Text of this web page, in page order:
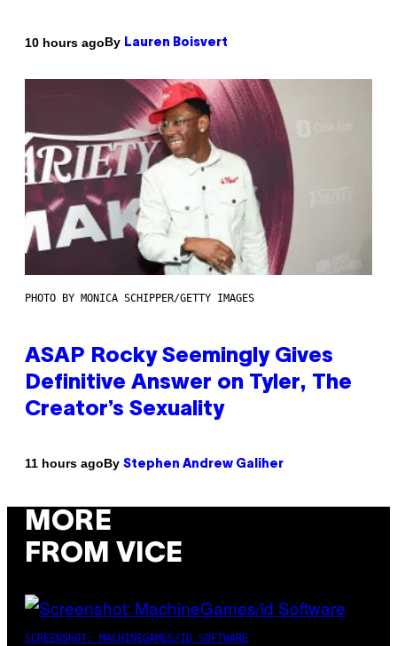
10 hours agoBy Lauren Boisvert
PHOTO BY MONICA SCHIPPER/GETTY IMAGES
ASAP Rocky Seemingly Gives
Definitive Answer on Tyler, The
Creator’s Sexuality
11 hours agoBy Stephen Andrew Galiher
MORE
FROM VICE
SCREENSHOT: MACHINEGAMES/ID SOFTWARE